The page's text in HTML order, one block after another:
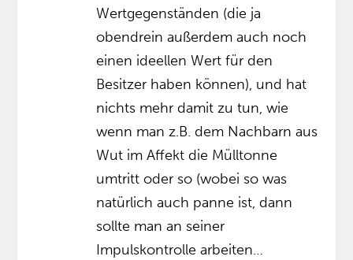
Wertgegenständen (die ja
obendrein außerdem auch noch
einen ideellen Wert für den
Besitzer haben können), und hat
nichts mehr damit zu tun, wie
wenn man z.B. dem Nachbarn aus
Wut im Affekt die Mülltonne
umtritt oder so (wobei so was
natürlich auch panne ist, dann
sollte man an seiner
Impulskontrolle arbeiten…